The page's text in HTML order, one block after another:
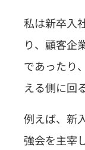
私は新卒入
り、顧客企
であったり
える側に回
例えば、新
強会を主宰